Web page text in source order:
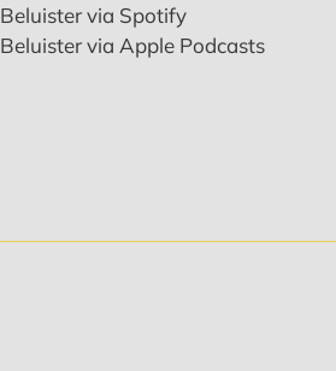
Beluister via Spotify
Beluister via Apple Podcasts